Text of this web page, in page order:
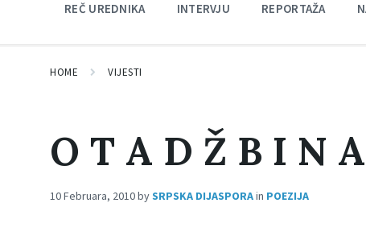
REČ UREDNIKA INTERVJU REPORTAŽA
HOME VIJESTI
O T A D Ž B I N A
10 Februara, 2010bySRPSKA DIJASPORAin POEZIJA